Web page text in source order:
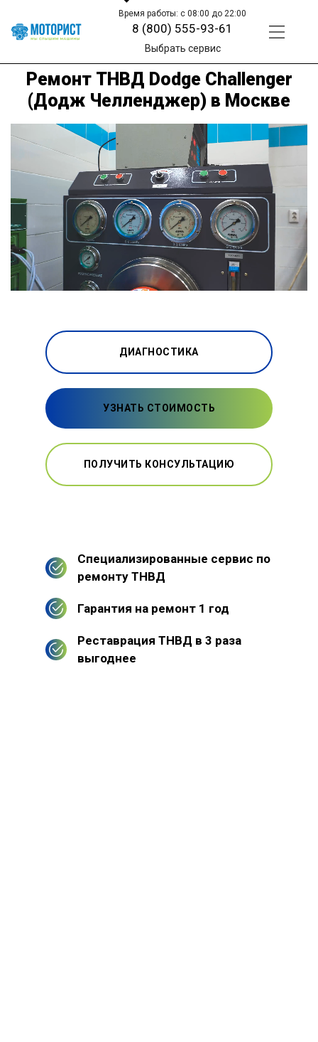
Время работы: с 08:00 до 22:00
8 (800) 555-93-61
Выбрать сервис
Ремонт ТНВД Dodge Challenger
(Додж Челленджер) в Москве
ДИАГНОСТИКА
УЗНАТЬ СТОИМОСТЬ
ПОЛУЧИТЬ КОНСУЛЬТАЦИЮ
Специализированные сервис по
ремонту ТНВД
Гарантия на ремонт 1 год
Реставрация ТНВД в 3 раза
выгоднее